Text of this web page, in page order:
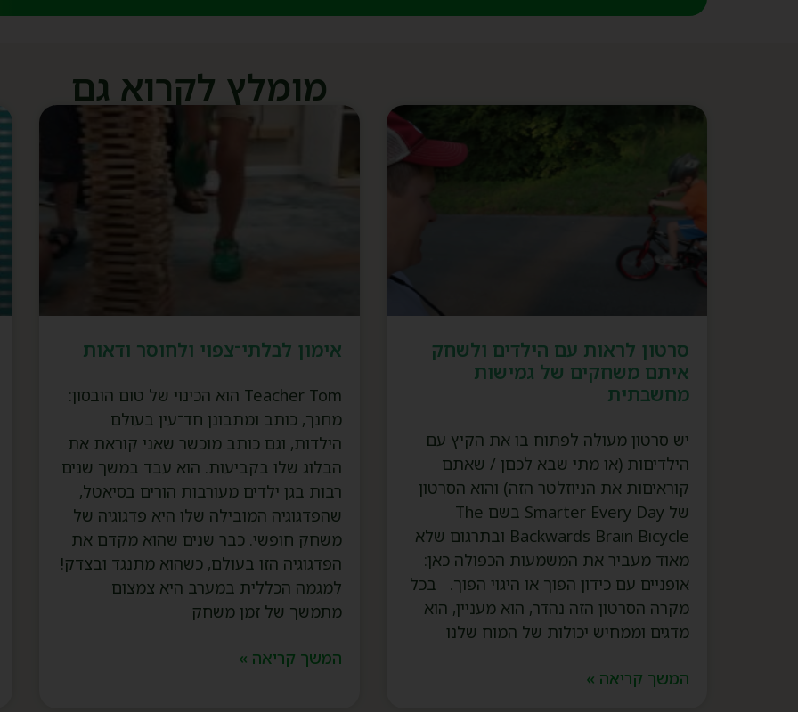
מומלץ לקרוא גם
סרטון לראות עם הילדים ולשחק
איתם משחקים של גמישות
מחשבתית
יש סרטון מעולה לפתוח בו את הקיץ עם
הילדיםות (או מתי שבא לכםן / שאתם
קוראיםות את הניוזלטר הזה) והוא הסרטון
של Smarter Every Day בשם The
Backwards Brain Bicycle ובתרגום שלא
מאוד מעביר את המשמעות הכפולה כאן:
אופניים עם כידון הפוך או היגוי הפוך. בכל
מקרה הסרטון הזה נהדר, הוא מעניין, הוא
מדגים וממחיש יכולות של המוח שלנו
המשך קריאה »
אימון לבלתי־צפוי ולחוסר ודאות
Teacher Tom הוא הכינוי של טום הובסון:
מחנך, כותב ומתבונן חד־עין בעולם
הילדות, וגם כותב מוכשר שאני קוראת את
הבלוג שלו בקביעות. הוא עבד במשך שנים
רבות בגן ילדים מעורבות הורים בסיאטל,
שהפדגוגיה המובילה שלו היא פדגוגיה של
משחק חופשי. כבר שנים שהוא מקדם את
הפדגוגיה הזו בעולם, כשהוא מתנגד ובצדק!
למגמה הכללית במערב היא צמצום
מתמשך של זמן משחק
המשך קריאה »